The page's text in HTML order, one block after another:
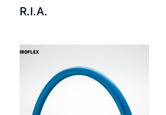
R.I.A.